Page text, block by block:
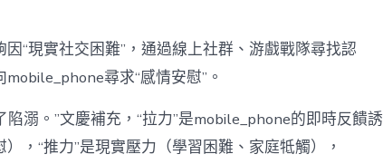
“現實社交困難”，通過線上社群、游戲戰隊尋找認
尋求“感情安慰”。
陷溺。”文慶補充，“拉力”是mobile_phone的即時反饋誘
，“推力”是現實壓力（學習困難、家庭牴觸），